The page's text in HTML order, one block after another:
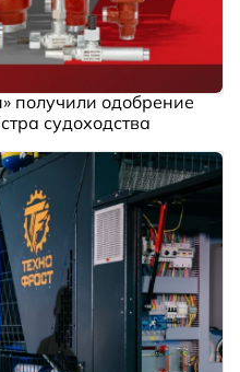
получили одобрение
судоходства